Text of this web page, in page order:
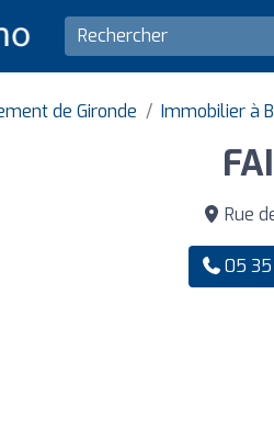
de Gironde Immobilier à
Rue
05 35